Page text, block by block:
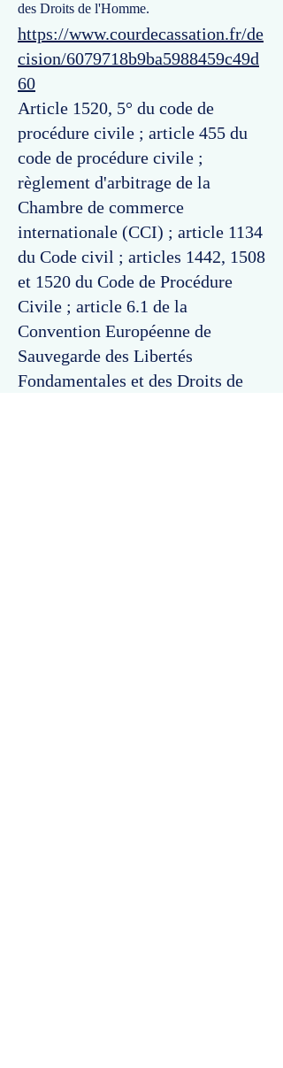
des Droits de l'Homme.
https://www.courdecassation.fr/de
cision/6079718b9ba5988459c49d
60
Article 1520, 5° du code de
procédure civile ; article 455 du
code de procédure civile ;
règlement d'arbitrage de la
Chambre de commerce
internationale (CCI) ; article 1134
du Code civil ; articles 1442, 1508
et 1520 du Code de Procédure
Civile ; article 6.1 de la
Convention Européenne de
Sauvegarde des Libertés
Fondamentales et des Droits de